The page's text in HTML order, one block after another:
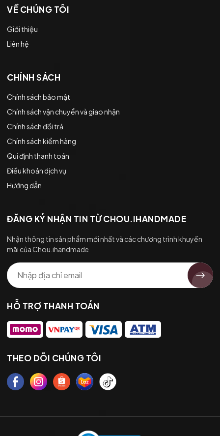
VỀ CHÚNG TÔI
Giới thiệu
Liên hệ
CHÍNH SÁCH
Chính sách bảo mật
Chính sách vận chuyển và giao nhận
Chính sách đổi trả
Chính sách kiểm hàng
Qui định thanh toán
Điều khoản dịch vụ
Hướng dẫn
ĐĂNG KÝ NHẬN TIN TỪ CHOU.IHANDMADE
Nhận thông tin sản phẩm mới nhất và các chương trình khuyến
mãi của Chou.ihandmade
HỖ TRỢ THANH TOÁN
THEO DÕI CHÚNG TÔI